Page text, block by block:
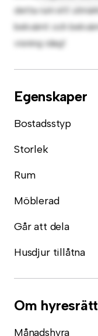
detta rum ett
bekvämt och
visning idag!
Egenskaper
Bostadsstyp
Storlek
Rum
Möblerad
Går att dela
Husdjur tillåtna
Om
Månadshyra